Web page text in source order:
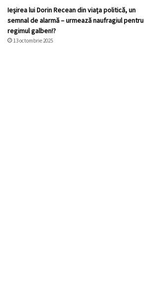
Ieșirea lui Dorin Recean din viața politică, un
semnal de alarmă – urmează naufragiul pentru
regimul galben!?
13 octombrie 2025